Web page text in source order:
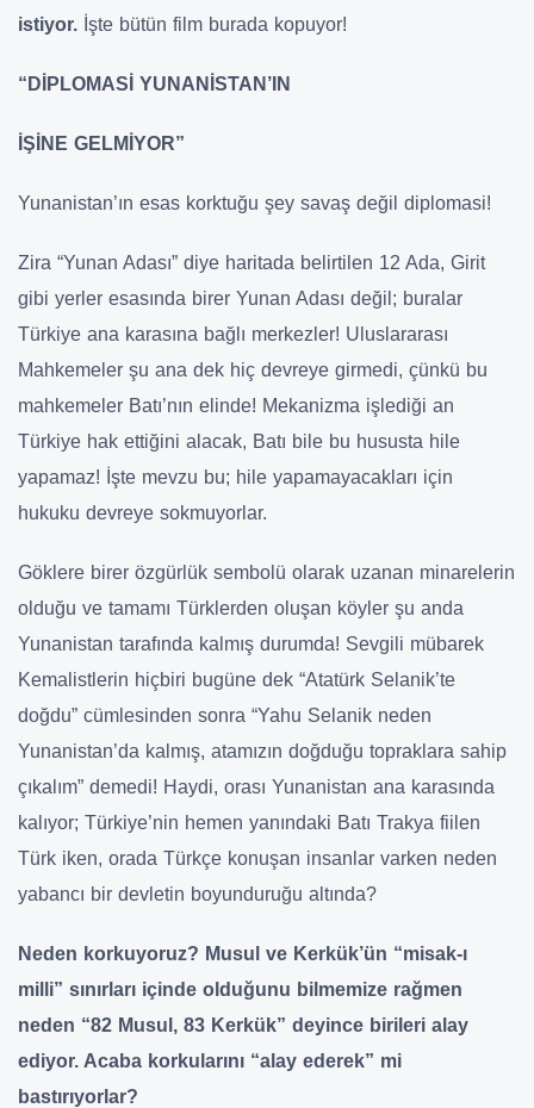
istiyor. İşte bütün film burada kopuyor!
“DİPLOMASİ YUNANİSTAN’IN
İŞİNE GELMİYOR”
Yunanistan’ın esas korktuğu şey savaş değil diplomasi!
Zira “Yunan Adası” diye haritada belirtilen 12 Ada, Girit
gibi yerler esasında birer Yunan Adası değil; buralar
Türkiye ana karasına bağlı merkezler! Uluslararası
Mahkemeler şu ana dek hiç devreye girmedi, çünkü bu
mahkemeler Batı’nın elinde! Mekanizma işlediği an
Türkiye hak ettiğini alacak, Batı bile bu hususta hile
yapamaz! İşte mevzu bu; hile yapamayacakları için
hukuku devreye sokmuyorlar.
Göklere birer özgürlük sembolü olarak uzanan minarelerin
olduğu ve tamamı Türklerden oluşan köyler şu anda
Yunanistan tarafında kalmış durumda! Sevgili mübarek
Kemalistlerin hiçbiri bugüne dek “Atatürk Selanik’te
doğdu” cümlesinden sonra “Yahu Selanik neden
Yunanistan’da kalmış, atamızın doğduğu topraklara sahip
çıkalım” demedi! Haydi, orası Yunanistan ana karasında
kalıyor; Türkiye’nin hemen yanındaki Batı Trakya fiilen
Türk iken, orada Türkçe konuşan insanlar varken neden
yabancı bir devletin boyunduruğu altında?
Neden korkuyoruz? Musul ve Kerkük’ün “misak-ı
milli” sınırları içinde olduğunu bilmemize rağmen
neden “82 Musul, 83 Kerkük” deyince birileri alay
ediyor. Acaba korkularını “alay ederek” mi
bastırıyorlar?